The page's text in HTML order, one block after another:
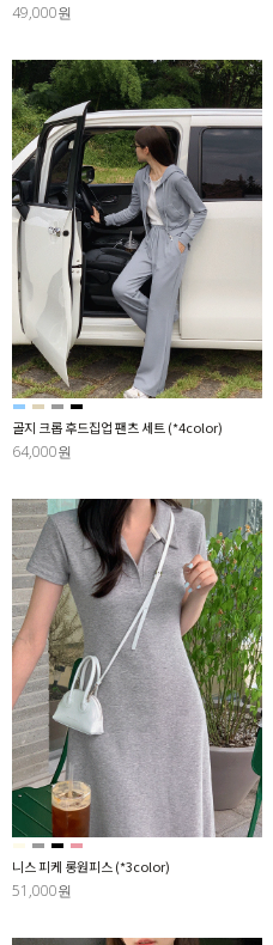
49,000원
골지 크롭 후드집업 팬츠 세트 (*4color)
64,000원
니스 피케 롱원피스 (*3color)
51,000원